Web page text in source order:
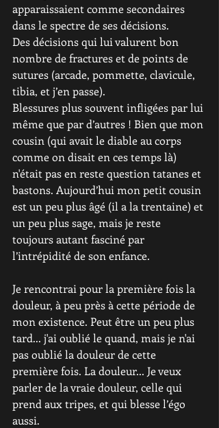
apparaissaient comme secondaires
dans le spectre de ses décisions.
Des décisions qui lui valurent bon
nombre de fractures et de points de
sutures (arcade, pommette, clavicule,
tibia, et j’en passe).
Blessures plus souvent infligées par lui
même que par d’autres ! Bien que mon
cousin (qui avait le diable au corps
comme on disait en ces temps là)
n'était pas en reste question tatanes et
bastons. Aujourd’hui mon petit cousin
est un peu plus âgé (il a la trentaine) et
un peu plus sage, mais je reste
toujours autant fasciné par
l’intrépidité de son enfance.
Je rencontrai pour la première fois la
douleur, à peu près à cette période de
mon existence. Peut être un peu plus
tard... j'ai oublié le quand, mais je n'ai
pas oublié la douleur de cette
première fois. La douleur... Je veux
parler de la vraie douleur, celle qui
prend aux tripes, et qui blesse l’égo
aussi.